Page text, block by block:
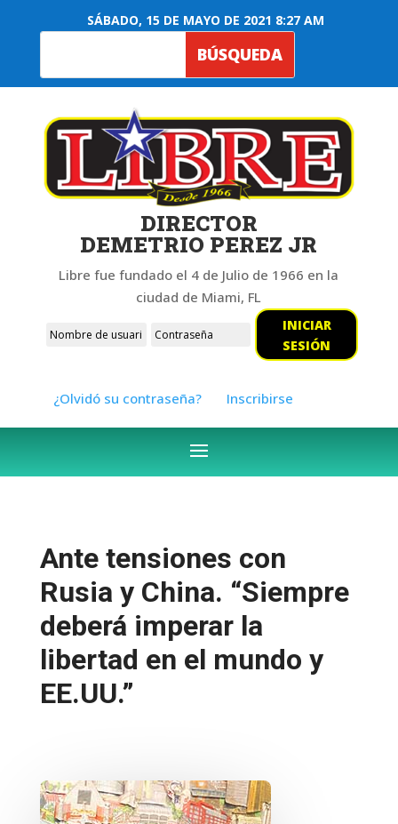
SÁBADO, 15 DE MAYO DE 2021 8:27 AM
DIRECTOR
DEMETRIO PEREZ JR
Libre fue fundado el 4 de Julio de 1966 en la
ciudad de Miami, FL
INICIAR
SESIÓN
¿Olvidó su contraseña? Inscribirse
Ante tensiones con
Rusia y China. “Siempre
deberá imperar la
libertad en el mundo y
EE.UU.”